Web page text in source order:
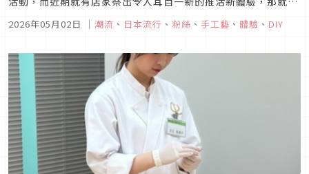
髮型以及服裝等燙布貼配件，拼成獨一無二的燙布貼人偶，這是
2026年05月02日 ｜ 潮流 、 日本流行 、 粉絲 、 手工藝 、 體驗 、 DIY